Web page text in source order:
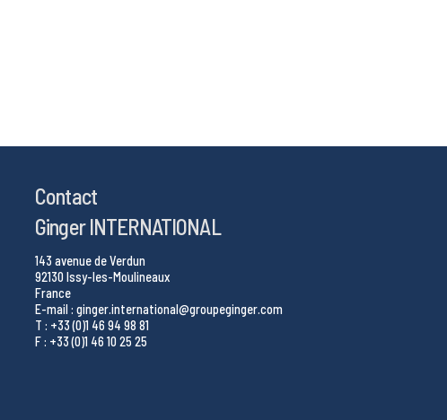
Contact
Ginger INTERNATIONAL
143 avenue de Verdun
92130 Issy-les-Moulineaux
France
E-mail : ginger.international@groupeginger.com
T : +33 (0)1 46 94 98 81
F : +33 (0)1 46 10 25 25